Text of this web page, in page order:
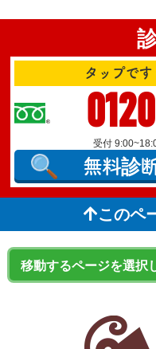
タップで
受付
無料診
このペ